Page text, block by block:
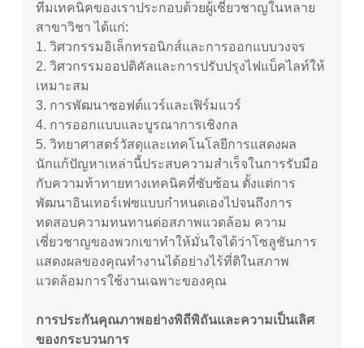
ทีมเทคนิคของเราประกอบด้วยผู้เชี่ยวชาญในหลาย
สาขาวิชา ได้แก่:
1. วิศวกรรมอิเล็กทรอนิกส์และการออกแบบวงจร
2. วิศวกรรมออปติคัลและการปรับปรุงไฟแบ็คไลท์ให้
เหมาะสม
3. การพัฒนาซอฟต์แวร์และเฟิร์มแวร์
4. การออกแบบและบูรณาการเชิงกล
5. วิทยาศาสตร์วัสดุและเทคโนโลยีการแสดงผล
นักแก้ปัญหาเหล่านี้ประสบความสำเร็จในการรับมือ
กับความท้าทายทางเทคนิคที่ซับซ้อน ตั้งแต่การ
พัฒนาอินเทอร์เฟซแบบกำหนดเองไปจนถึงการ
ทดสอบความทนทานต่อสภาพแวดล้อม ความ
เชี่ยวชาญของพวกเขาทำให้มั่นใจได้ว่าโซลูชันการ
แสดงผลของคุณทำงานได้อย่างไร้ที่ติในสภาพ
แวดล้อมการใช้งานเฉพาะของคุณ
การประกันคุณภาพอย่างพิถีพิถันและความเป็นเลิศ
ของกระบวนการ